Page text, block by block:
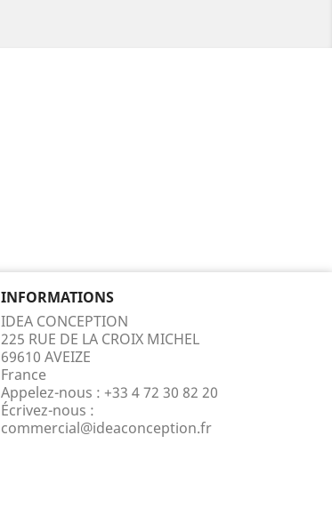
INFORMATIONS
IDEA CONCEPTION
225 RUE DE LA CROIX MICHEL
69610 AVEIZE
France
Appelez-nous : +33 4 72 30 82 20
Écrivez-nous :
commercial@ideaconception.fr